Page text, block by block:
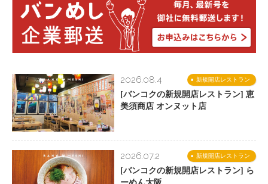
新規開店レストラン
2026.08.4
[バンコクの新規開店レストラン] 恵
美須商店 オンヌット店
新規開店レストラン
2026.07.2
[バンコクの新規開店レストラン] ら